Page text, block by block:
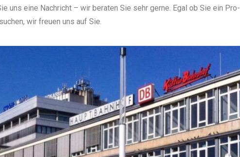
uns eine Nach­richt – wir bera­ten Sie sehr ger­ne. Egal ob Sie ein Pro­
wir freu­en uns auf Sie.